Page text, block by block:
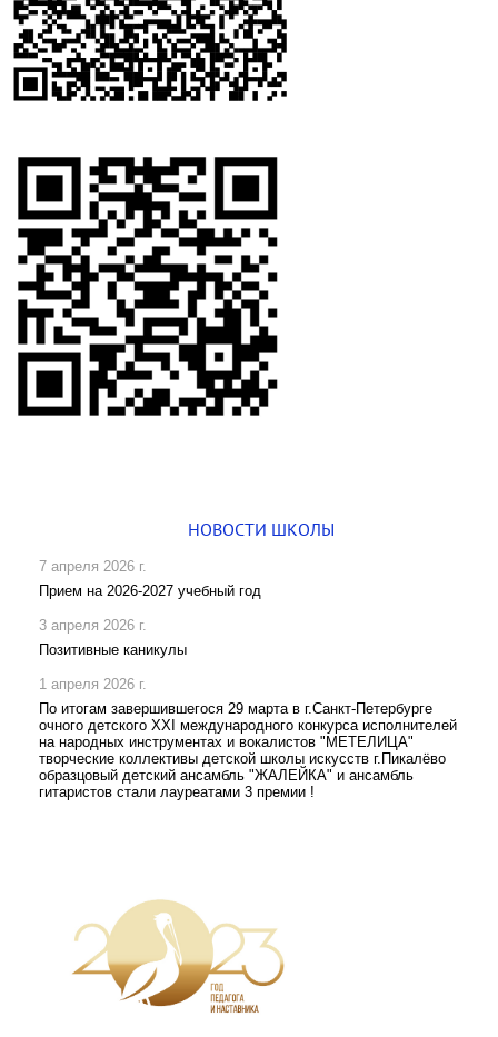
НОВОСТИ ШКОЛЫ
7 апреля 2026 г.
Прием на 2026-2027 учебный год
3 апреля 2026 г.
Позитивные каникулы
1 апреля 2026 г.
По итогам завершившегося 29 марта в г.Санкт-Петербурге
очного детского XXI международного конкурса исполнителей
на народных инструментах и вокалистов "МЕТЕЛИЦА"
творческие коллективы детской школы искусств г.Пикалёво
образцовый детский ансамбль "ЖАЛЕЙКА" и ансамбль
гитаристов стали лауреатами 3 премии !